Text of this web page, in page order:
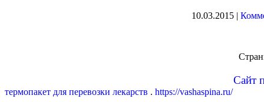
10.03.2015 |
Сайт
термопакет для перевозки лекарств . https://vashaspina.ru/